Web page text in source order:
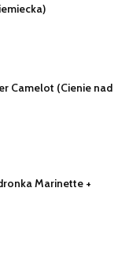
Camelot (Cienie nad
Marinette +